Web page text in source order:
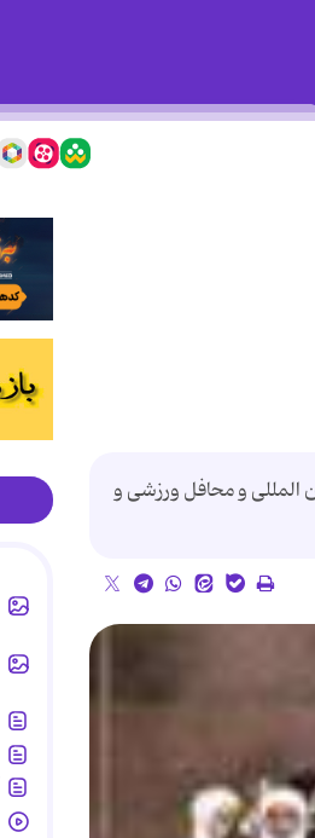
المللی و محافل ورزشی و